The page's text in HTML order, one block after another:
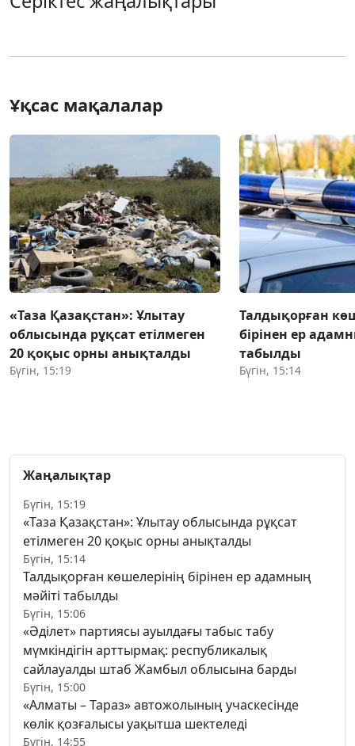
Ұқсас мақалалар
«Таза Қазақстан»: Ұлытау
облысында рұқсат етілмеген
20 қоқыс орны анықталды
Бүгін, 15:19
Талдықорған
бірінен ер
табылды
Бүгін, 15:14
Жаңалықтар
Бүгін, 15:19
«Таза Қазақстан»: Ұлытау облысында рұқсат
етілмеген 20 қоқыс орны анықталды
Бүгін, 15:14
Талдықорған көшелерінің бірінен ер адамның
мәйіті табылды
Бүгін, 15:06
«Әділет» партиясы ауылдағы табыс табу
мүмкіндігін арттырмақ: республикалық
сайлауалды штаб Жамбыл облысына барды
Бүгін, 15:00
«Алматы – Тараз» автожолының учаскесінде
көлік қозғалысы уақытша шектеледі
Бүгін, 14:55